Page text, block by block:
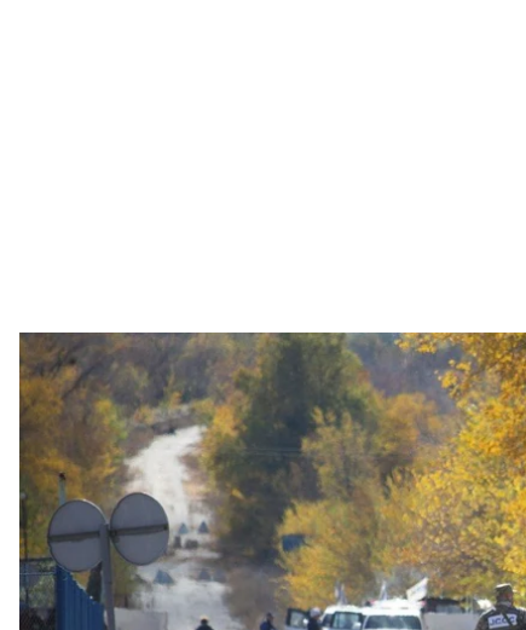
Контрольно-пропускной пункт в
Разведение войск на Донбассе, о котором
нарушения режима тишины. Отвод в трех
встречи лидеров «нормандской четверки».
оказаться в «серой зоне» и чем это им грозит
Речь идет о разведении в двух местах на
Петровское и Золотое. Во избежание военных
вглубь на 1 километр. В Станице Луганской
восстановить пешеходный мост—